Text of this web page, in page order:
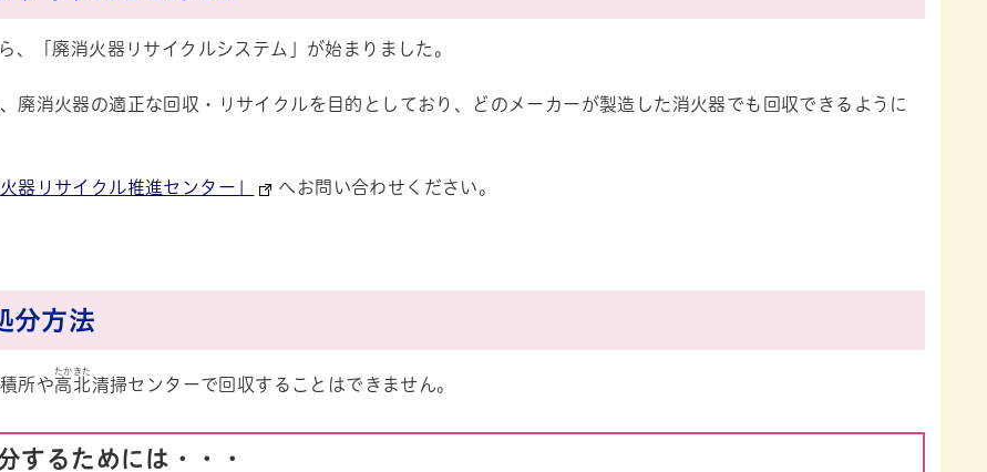
、「廃消火器リサイクルシステム」が始まりました。
廃消火器の適正な回収・リサイクルを目的としており、どのメーカーが製造した消火器でも回収できるように
火器リサイクル推進センター」 へお問い合わせください。
分方法
所や高北
たかきた
清掃センターで回収することはできません。
するためには・・・